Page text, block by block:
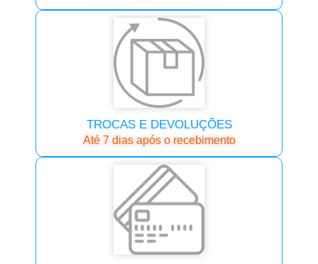
TROCAS E DEVOLUÇÕES
Até 7 dias após o recebimento